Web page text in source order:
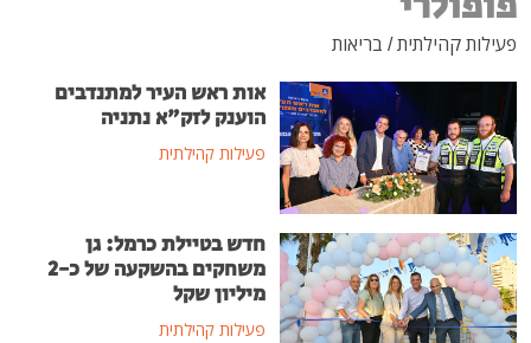
בריאות
אות ראש העיר למתנדבים
הוענק לזק"א נתניה
פעילות קהילתית
חדש בטיילת כרמל: גן
משחקים בהשקעה של כ-2
מיליון שקל
פעילות קהילתית